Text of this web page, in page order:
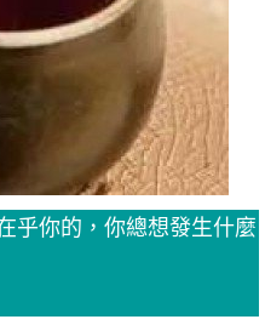
乎你的，你總想發生什麼